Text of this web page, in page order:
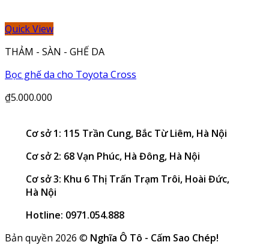
Quick View
THẢM - SÀN - GHẾ DA
Bọc ghế da cho Toyota Cross
₫5.000.000
Cơ sở 1: 115 Trần Cung, Bắc Từ Liêm, Hà Nội
Cơ sở 2: 68 Vạn Phúc, Hà Đông, Hà Nội
Cơ sở 3: Khu 6 Thị Trấn Trạm Trôi, Hoài Đức,
Hà Nội
Hotline: 0971.054.888
Bản quyền 2026 © Nghĩa Ô Tô - Cấm Sao Chép!